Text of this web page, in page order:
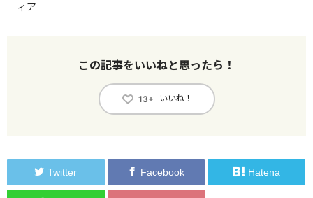
ィア
この記事をいいねと思ったら！
13+ いいね！
Twitter Facebook Hatena